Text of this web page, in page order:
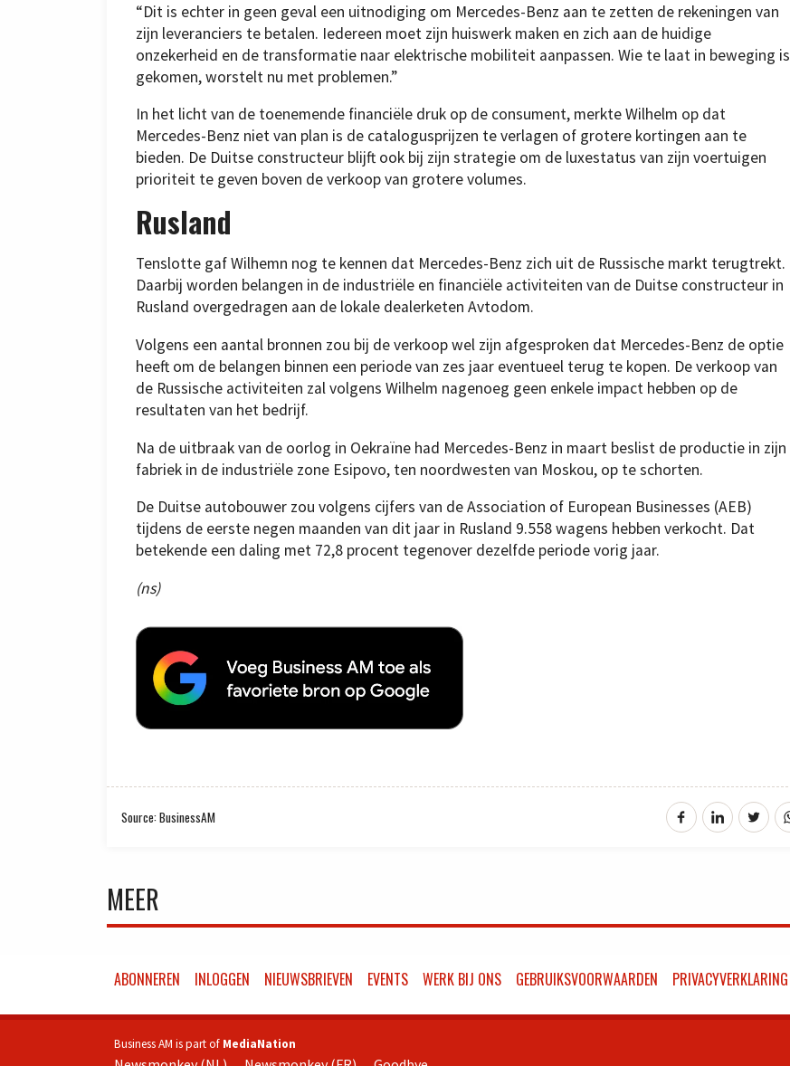
“Dit is echter in geen geval een uitnodiging om Mercedes-Benz aan te zetten de rekeningen van
zijn leveranciers te betalen. Iedereen moet zijn huiswerk maken en zich aan de huidige
onzekerheid en de transformatie naar elektrische mobiliteit aanpassen. Wie te laat in beweging is
gekomen, worstelt nu met problemen.”
In het licht van de toenemende financiële druk op de consument, merkte Wilhelm op dat
Mercedes-Benz niet van plan is de catalogusprijzen te verlagen of grotere kortingen aan te
bieden. De Duitse constructeur blijft ook bij zijn strategie om de luxestatus van zijn voertuigen
prioriteit te geven boven de verkoop van grotere volumes.
Rusland
Tenslotte gaf Wilhemn nog te kennen dat Mercedes-Benz zich uit de Russische markt terugtrekt.
Daarbij worden belangen in de industriële en financiële activiteiten van de Duitse constructeur in
Rusland overgedragen aan de lokale dealerketen Avtodom.
Volgens een aantal bronnen zou bij de verkoop wel zijn afgesproken dat Mercedes-Benz de optie
heeft om de belangen binnen een periode van zes jaar eventueel terug te kopen. De verkoop van
de Russische activiteiten zal volgens Wilhelm nagenoeg geen enkele impact hebben op de
resultaten van het bedrijf.
Na de uitbraak van de oorlog in Oekraïne had Mercedes-Benz in maart beslist de productie in zijn
fabriek in de industriële zone Esipovo, ten noordwesten van Moskou, op te schorten.
De Duitse autobouwer zou volgens cijfers van de Association of European Businesses (AEB)
tijdens de eerste negen maanden van dit jaar in Rusland 9.558 wagens hebben verkocht. Dat
betekende een daling met 72,8 procent tegenover dezelfde periode vorig jaar.
(ns)
Source: BusinessAM
MEER
ABONNEREN INLOGGEN NIEUWSBRIEVEN EVENTS WERK BIJ ONS GEBRUIKSVOORWAARDEN PRIVACYVERKLARING
Business AM is part of MediaNation